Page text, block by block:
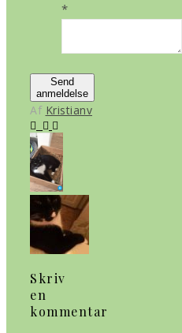
*
Send
anmeldelse
Af Kristianv
Skriv
en
kommentar